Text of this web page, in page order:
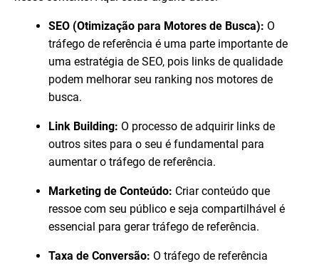
SEO (Otimização para Motores de Busca): O
tráfego de referência é uma parte importante de
uma estratégia de SEO, pois links de qualidade
podem melhorar seu ranking nos motores de
busca.
Link Building: O processo de adquirir links de
outros sites para o seu é fundamental para
aumentar o tráfego de referência.
Marketing de Conteúdo: Criar conteúdo que
ressoe com seu público e seja compartilhável é
essencial para gerar tráfego de referência.
Taxa de Conversão: O tráfego de referência